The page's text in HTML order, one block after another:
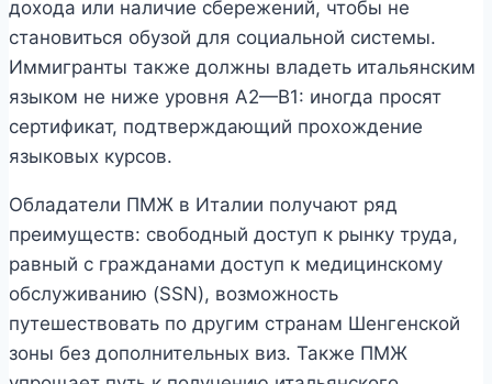
дохода или наличие сбережений, чтобы не
становиться обузой для социальной системы.
Иммигранты также должны владеть итальянским
языком не ниже уровня A2—B1: иногда просят
сертификат, подтверждающий прохождение
языковых курсов.
Обладатели ПМЖ в Италии получают ряд
преимуществ: свободный доступ к рынку труда,
равный с гражданами доступ к медицинскому
обслуживанию (SSN), возможность
путешествовать по другим странам Шенгенской
зоны без дополнительных виз. Также ПМЖ